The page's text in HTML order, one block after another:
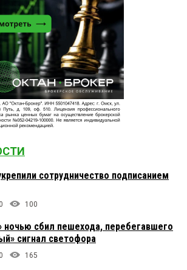
сотрудничество подписанием
0 100
ночью сбил пешехода, перебегавшего
сигнал светофора
0 165